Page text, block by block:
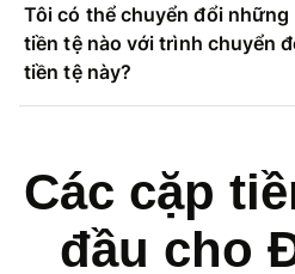
Tôi có thể chuyển đổi những
tiền tệ nào với trình chuyển
tiền tệ này?
Các cặp
đầu cho